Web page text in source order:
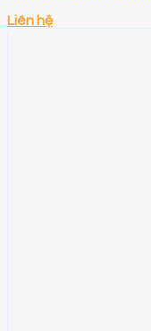
Liên hệ